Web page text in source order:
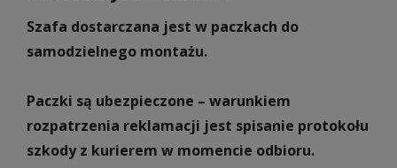
Szafa dostarczana jest w paczkach do
samodzielnego montażu.
Paczki są ubezpieczone – warunkiem
rozpatrzenia reklamacji jest spisanie protokołu
szkody z kurierem w momencie odbioru.